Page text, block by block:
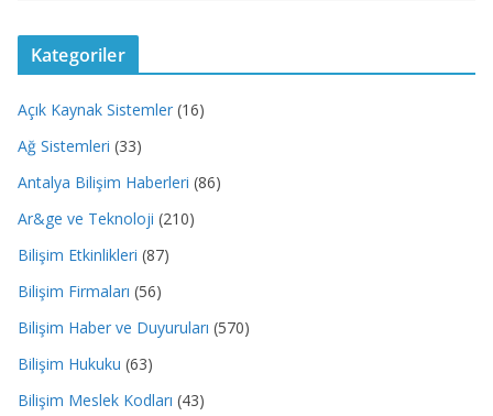
Kategoriler
Açık Kaynak Sistemler (16)
Ağ Sistemleri (33)
Antalya Bilişim Haberleri (86)
Ar&ge ve Teknoloji (210)
Bilişim Etkinlikleri (87)
Bilişim Firmaları (56)
Bilişim Haber ve Duyuruları (570)
Bilişim Hukuku (63)
Bilişim Meslek Kodları (43)